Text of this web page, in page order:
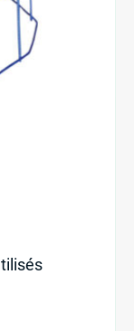
57
00